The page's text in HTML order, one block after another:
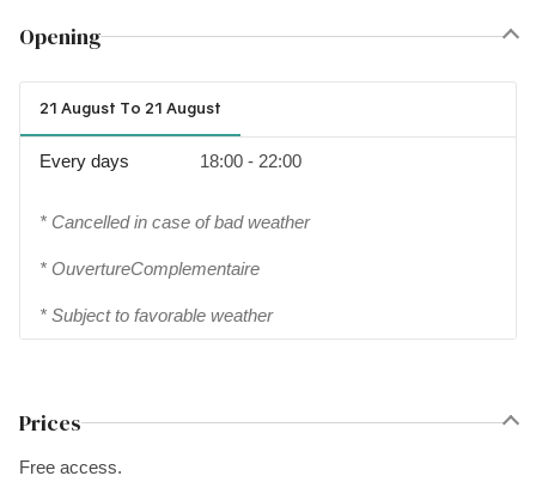
Opening
21 August To 21 August
Every days 18:00 - 22:00
* Cancelled in case of bad weather
* OuvertureComplementaire
* Subject to favorable weather
Prices
Free access.